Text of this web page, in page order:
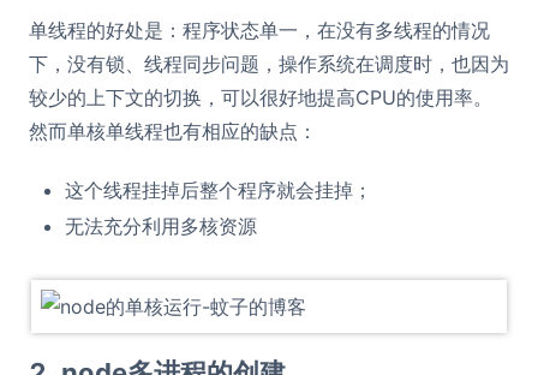
单线程的好处是：程序状态单一，在没有多线程的情况
下，没有锁、线程同步问题，操作系统在调度时，也因为
较少的上下文的切换，可以很好地提高CPU的使用率。
然而单核单线程也有相应的缺点：
这个线程挂掉后整个程序就会挂掉；
无法充分利用多核资源